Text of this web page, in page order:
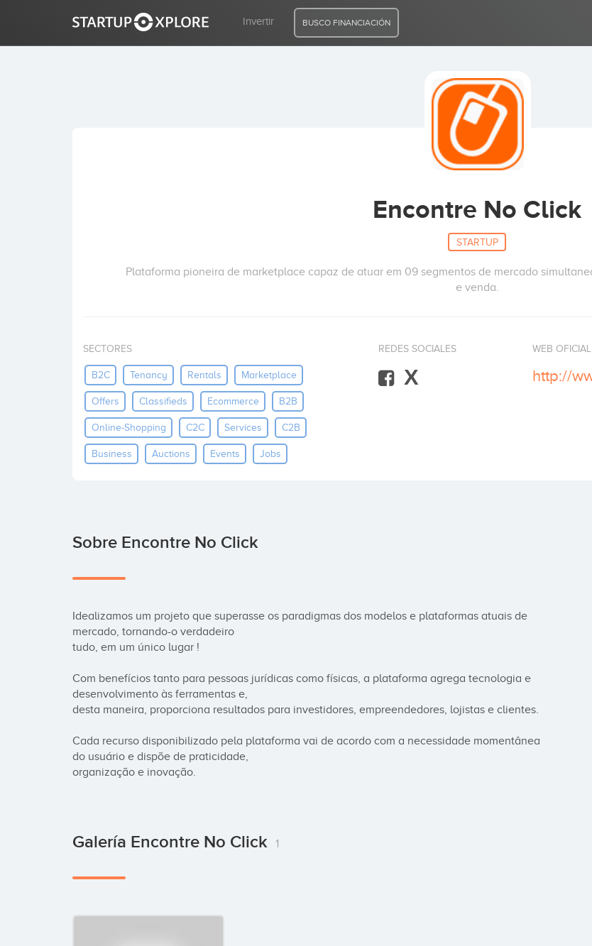
Invertir BUSCO FINANCIACIÓN
Encontre No Click
STARTUP
Plataforma pioneira de marketplace capaz de atuar em 09 segmentos de mercado
e venda.
SECTORES
B2C Tenancy Rentals Marketplace
Offers Classifieds Ecommerce B2B
Online-Shopping C2C Services C2B
Business Auctions Events Jobs
REDES SOCIALES
X
WEB OFICIAL
http://
Sobre Encontre No Click
Idealizamos um projeto que superasse os paradigmas dos modelos e plataformas atuais de
mercado, tornando-o verdadeiro
tudo, em um único lugar !
Com benefícios tanto para pessoas jurídicas como físicas, a plataforma agrega tecnologia e
desenvolvimento às ferramentas e,
desta maneira, proporciona resultados para investidores, empreendedores, lojistas e clientes.
Cada recurso disponibilizado pela plataforma vai de acordo com a necessidade momentânea
do usuário e dispõe de praticidade,
organização e inovação.
Galería Encontre No Click 1